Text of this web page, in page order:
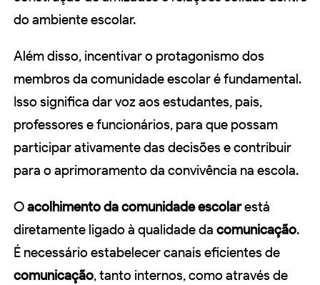
do ambiente escolar.
Além disso, incentivar o protagonismo dos
membros da comunidade escolar é fundamental.
Isso significa dar voz aos estudantes, pais,
professores e funcionários, para que possam
participar ativamente das decisões e contribuir
para o aprimoramento da convivência na escola.
Oacolhimento da comunidade escolarestá
diretamente ligado à qualidade da comunicação.
É necessário estabelecer canais eficientes de
comunicação, tanto internos, como através de